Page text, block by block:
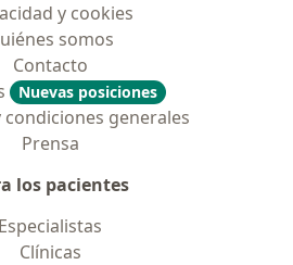
y cookies
somos
Contacto
Nuevas posiciones
condiciones generales
Prensa
los pacientes
Especialistas
Clínicas